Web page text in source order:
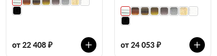
от 22 408 ₽ от 24 053 ₽